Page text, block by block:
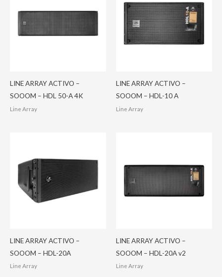
LINE ARRAY ACTIVO –
SOOOM – HDL 50-A 4K
Line Array
LINE ARRAY ACTIVO –
SOOOM – HDL-10 A
Line Array
LINE ARRAY ACTIVO –
SOOOM – HDL-20A
Line Array
LINE ARRAY ACTIVO –
SOOOM – HDL-20A v2
Line Array